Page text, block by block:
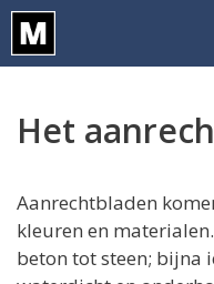
Ga
naar
de
Het
Aanrechtbladen
kleuren en
beton tot steen; bijna